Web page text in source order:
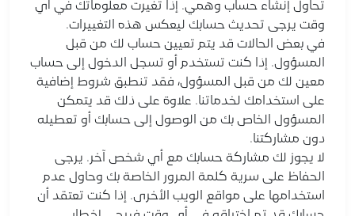
تحاول إنشاء حساب وهمي. إذا تغيرت معلوماتك في أي
وقت يرجى تحديث حسابك ليعكس هذه التغييرات.
في بعض الحالات قد يتم تعيين حساب لك من قبل
المسؤول. إذا كنت تستخدم أو تسجل الدخول إلى حساب
معين لك من قبل المسؤول، فقد تنطبق شروط إضافية
على استخدامك لخدماتنا. علاوة على ذلك قد يتمكن
المسؤول الخاص بك من الوصول إلى حسابك أو تعطيله
دون مشاركتنا.
لا يجوز لك مشاركة حسابك مع أي شخص آخر. يرجى
الحفاظ على سرية كلمة المرور الخاصة بك وحاول عدم
استخدامها على مواقع الويب الأخرى. إذا كنت تعتقد أن